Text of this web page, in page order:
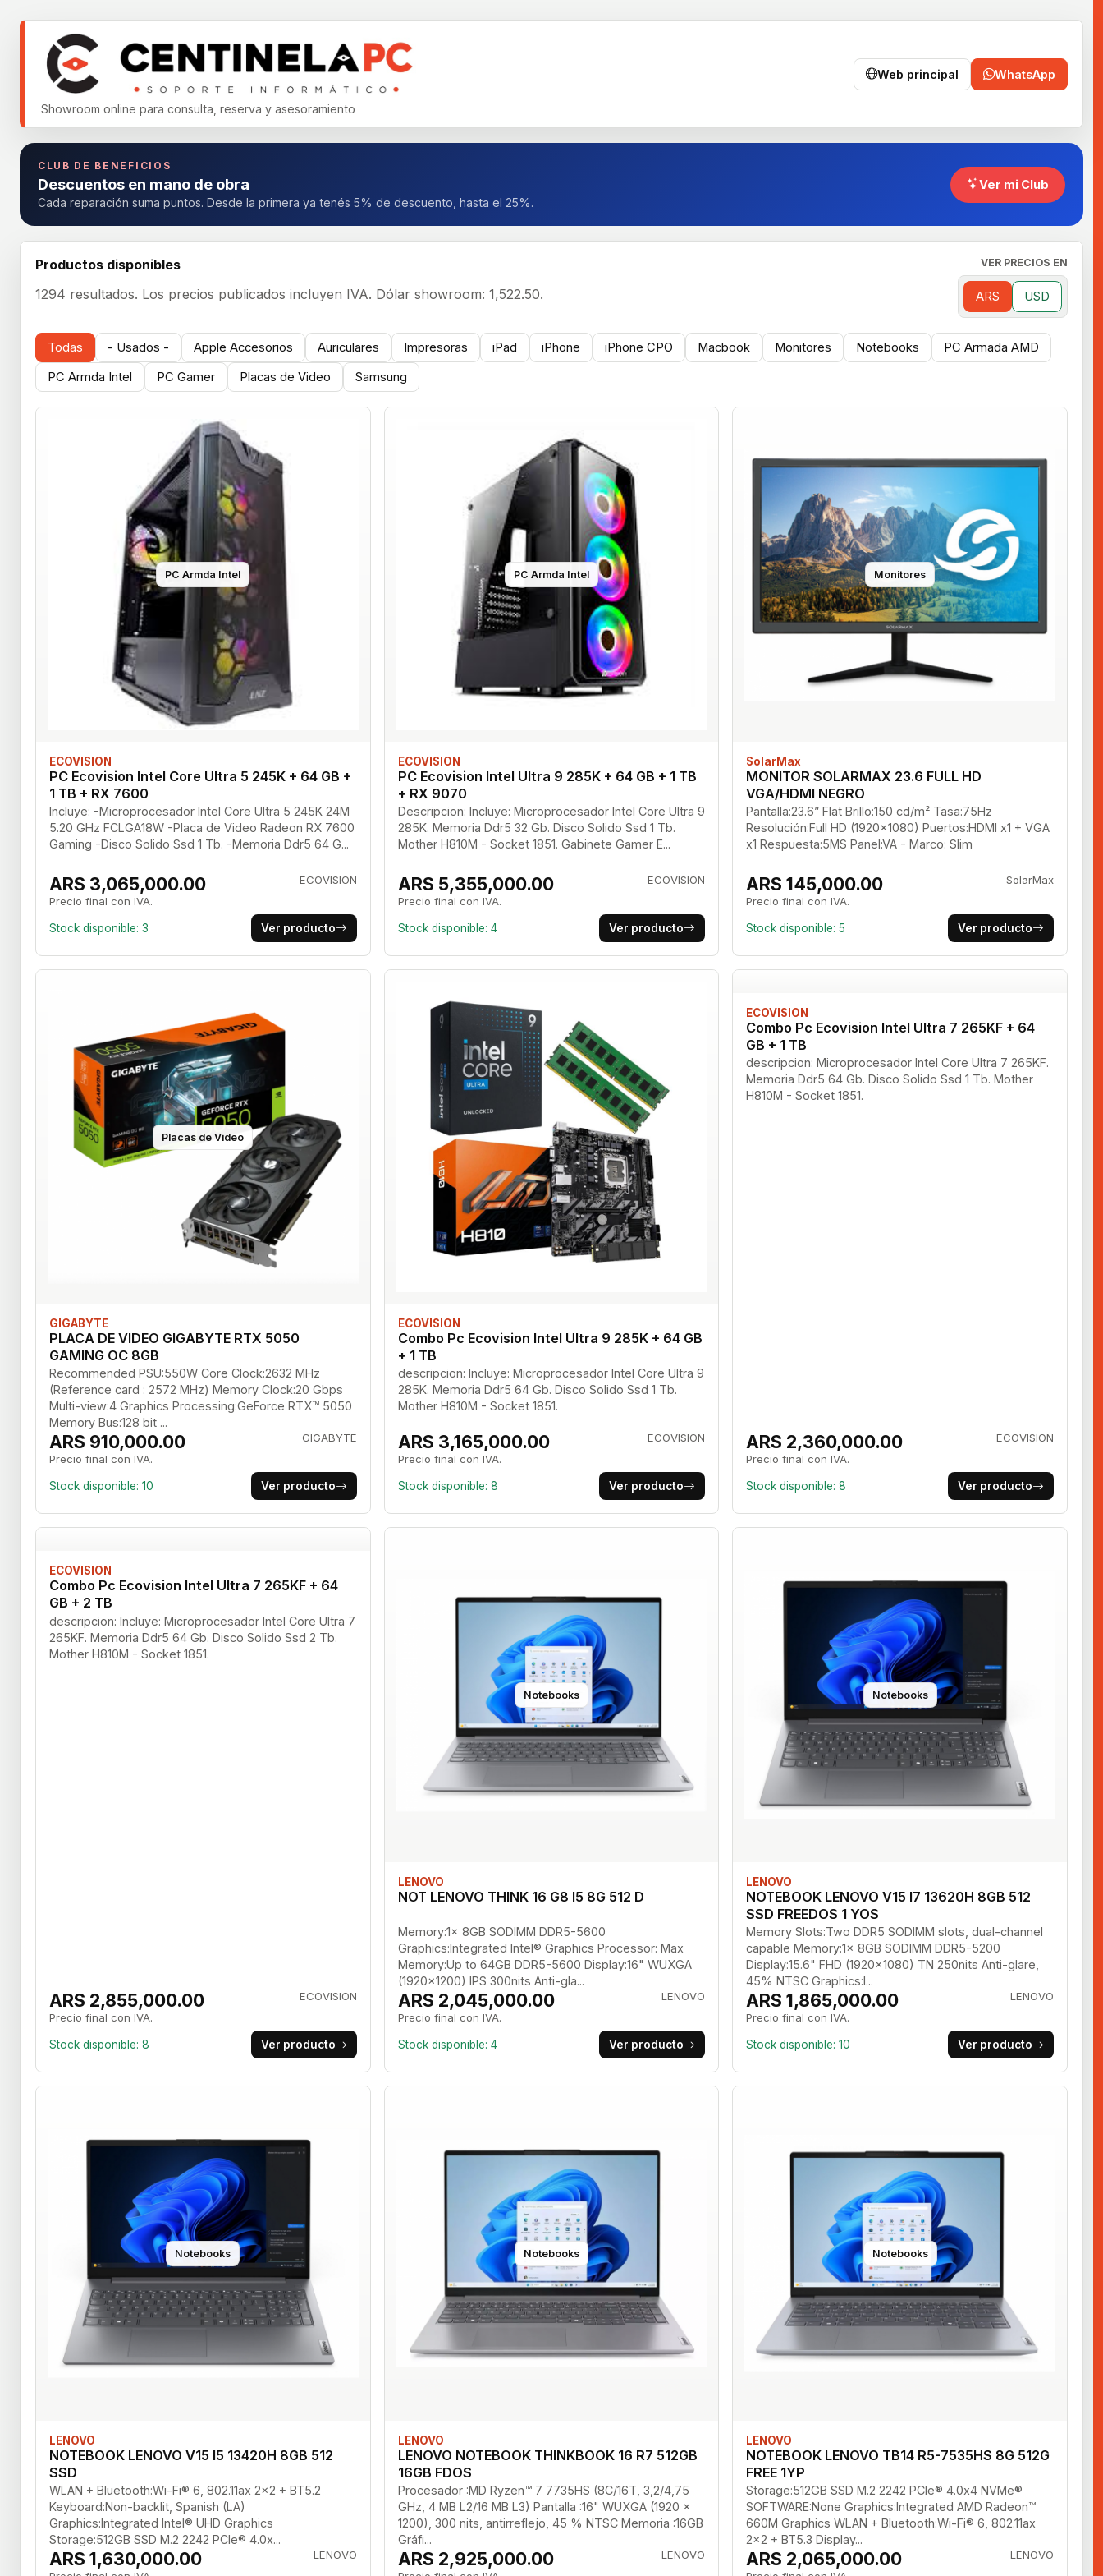
Showroom online para consulta, reserva y asesoramiento
Web principal WhatsApp
CLUB DE BENEFICIOS
Descuentos en mano de obra
Cada reparación suma puntos. Desde la primera ya tenés 5% de descuento, hasta el 25%.
Ver mi Club
Productos disponibles
1294 resultados. Los precios publicados incluyen IVA. Dólar showroom: 1,522.50.
VER PRECIOS EN
ARS USD
Todas - Usados - Apple Accesorios Auriculares Impresoras iPad iPhone iPhone CPO Macbook Monitores Notebooks
PC Armada AMD
PC Armda Intel
PC Gamer Placas de Video Samsung
PC Armda Intel
ECOVISION
PC Ecovision Intel Core Ultra 5 245K + 64 GB +
1 TB + RX 7600
Incluye: -Microprocesador Intel Core Ultra 5 245K 24M
5.20 GHz FCLGA18W -Placa de Video Radeon RX 7600
Gaming -Disco Solido Ssd 1 Tb. -Memoria Ddr5 64 G...
ARS 3,065,000.00
Precio final con IVA.
ECOVISION
Stock disponible: 3 Ver producto
PC Armda Intel
ECOVISION
PC Ecovision Intel Ultra 9 285K + 64 GB + 1 TB
+ RX 9070
Descripcion: Incluye: Microprocesador Intel Core Ultra 9
285K. Memoria Ddr5 32 Gb. Disco Solido Ssd 1 Tb.
Mother H810M - Socket 1851. Gabinete Gamer E...
ARS 5,355,000.00
Precio final con IVA.
ECOVISION
Stock disponible: 4 Ver producto
Monitores
SolarMax
MONITOR SOLARMAX 23.6 FULL HD
VGA/HDMI NEGRO
Pantalla:23.6” Flat Brillo:150 cd/m² Tasa:75Hz
Resolución:Full HD (1920x1080) Puertos:HDMI x1 + VGA
x1 Respuesta:5MS Panel:VA - Marco: Slim
ARS 145,000.00
Precio final con IVA.
SolarMax
Stock disponible: 5 Ver producto
Placas de Video
GIGABYTE
PLACA DE VIDEO GIGABYTE RTX 5050
GAMING OC 8GB
Recommended PSU:550W Core Clock:2632 MHz
(Reference card : 2572 MHz) Memory Clock:20 Gbps
Multi-view:4 Graphics Processing:GeForce RTX™ 5050
Memory Bus:128 bit ...
ARS 910,000.00
Precio final con IVA.
GIGABYTE
Stock disponible: 10 Ver producto
ECOVISION
Combo Pc Ecovision Intel Ultra 9 285K + 64 GB
+ 1 TB
descripcion: Incluye: Microprocesador Intel Core Ultra 9
285K. Memoria Ddr5 64 Gb. Disco Solido Ssd 1 Tb.
Mother H810M - Socket 1851.
ARS 3,165,000.00
Precio final con IVA.
ECOVISION
Stock disponible: 8 Ver producto
ECOVISION
Combo Pc Ecovision Intel Ultra 7 265KF + 64
GB + 1 TB
descripcion: Microprocesador Intel Core Ultra 7 265KF.
Memoria Ddr5 64 Gb. Disco Solido Ssd 1 Tb. Mother
H810M - Socket 1851.
ARS 2,360,000.00
Precio final con IVA.
ECOVISION
Stock disponible: 8 Ver producto
ECOVISION
Combo Pc Ecovision Intel Ultra 7 265KF + 64
GB + 2 TB
descripcion: Incluye: Microprocesador Intel Core Ultra 7
265KF. Memoria Ddr5 64 Gb. Disco Solido Ssd 2 Tb.
Mother H810M - Socket 1851.
ARS 2,855,000.00
Precio final con IVA.
ECOVISION
Stock disponible: 8 Ver producto
Notebooks
LENOVO
NOT LENOVO THINK 16 G8 I5 8G 512 D
Memory:1x 8GB SODIMM DDR5-5600
Graphics:Integrated Intel® Graphics Processor: Max
Memory:Up to 64GB DDR5-5600 Display:16" WUXGA
(1920x1200) IPS 300nits Anti-gla...
ARS 2,045,000.00
Precio final con IVA.
LENOVO
Stock disponible: 4 Ver producto
Notebooks
LENOVO
NOTEBOOK LENOVO V15 I7 13620H 8GB 512
SSD FREEDOS 1 YOS
Memory Slots:Two DDR5 SODIMM slots, dual-channel
capable Memory:1x 8GB SODIMM DDR5-5200
Display:15.6" FHD (1920x1080) TN 250nits Anti-glare,
45% NTSC Graphics:I...
ARS 1,865,000.00
Precio final con IVA.
LENOVO
Stock disponible: 10 Ver producto
Notebooks
LENOVO
NOTEBOOK LENOVO V15 I5 13420H 8GB 512
SSD
WLAN + Bluetooth:Wi-Fi® 6, 802.11ax 2x2 + BT5.2
Keyboard:Non-backlit, Spanish (LA)
Graphics:Integrated Intel® UHD Graphics
Storage:512GB SSD M.2 2242 PCIe® 4.0x...
ARS 1,630,000.00 LENOVO
Notebooks
LENOVO
LENOVO NOTEBOOK THINKBOOK 16 R7 512GB
16GB FDOS
Procesador :MD Ryzen™ 7 7735HS (8C/16T, 3,2/4,75
GHz, 4 MB L2/16 MB L3) Pantalla :16" WUXGA (1920 x
1200), 300 nits, antirreflejo, 45 % NTSC Memoria :16GB
Gráfi...
ARS 2,925,000.00 LENOVO
Notebooks
LENOVO
NOTEBOOK LENOVO TB14 R5-7535HS 8G 512G
FREE 1YP
Storage:512GB SSD M.2 2242 PCIe® 4.0x4 NVMe®
SOFTWARE:None Graphics:Integrated AMD Radeon™
660M Graphics WLAN + Bluetooth:Wi-Fi® 6, 802.11ax
2x2 + BT5.3 Display...
ARS 2,065,000.00 LENOVO